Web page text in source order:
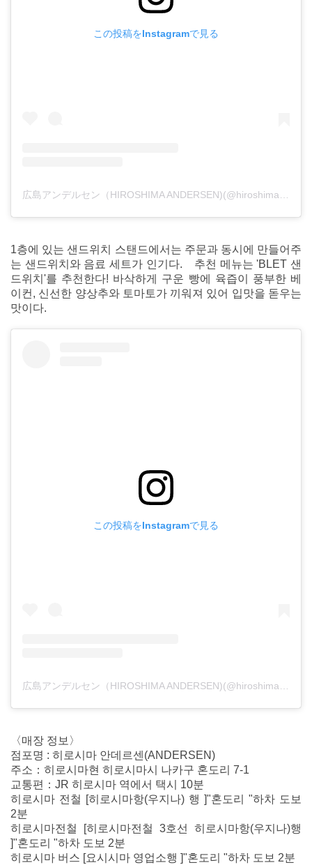
この投稿をInstagramで見る
1층에 있는 샌드위치 스탠드에서는 주문과 동시에 만들어주
는 샌드위치와 음료 세트가 인기다. 추천 메뉴는 'BLET 샌
드위치'를 추천한다! 바삭하게 구운 빵에 육즙이 풍부한 베
이컨, 신선한 양상추와 토마토가 끼워져 있어 입맛을 돋우는
맛이다.
この投稿をInstagramで見る
〈매장 정보〉
점포명 : 히로시마 안데르센(ANDERSEN)
주소：히로시마현 히로시마시 나카구 혼도리 7-1
교통편：JR 히로시마 역에서 택시 10분
히로시마 전철 [히로시마항(우지나) 행 ]"혼도리 "하차 도보
2분
히로시마전철 [히로시마전철 3호선 히로시마항(우지나)행
]"혼도리 "하차 도보 2분
히로시마 버스 [요시시마 영업소행 ]"혼도리 "하차 도보 2분